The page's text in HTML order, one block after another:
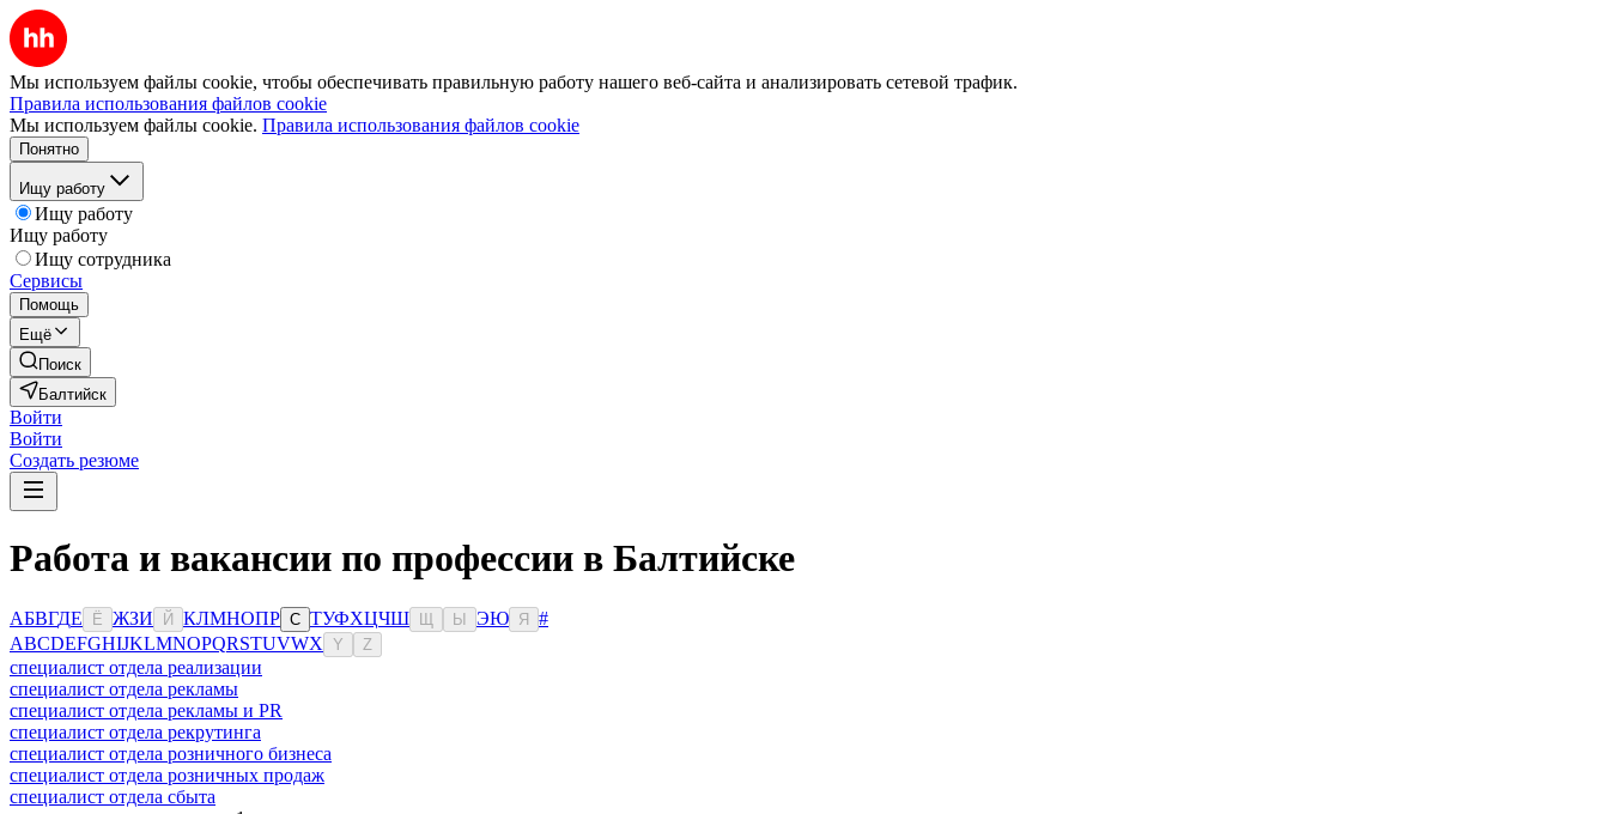
Мы используем файлы cookie, чтобы обеспечивать правильную работу нашего веб-сайта и анализировать сетевой трафик.
Правила использования файлов cookie
Мы используем файлы cookie. Правила использования файлов cookie
Понятно
Ищу работу
Ищу работу
Ищу работу
Ищу сотрудника
Сервисы
Помощь
Ещё
Поиск
Балтийск
Войти
Войти
Создать резюме
Работа и вакансии по профессии в Балтийске
АБВГДЕ Ё ЖЗИ Й КЛМНОПР С ТУФХЦЧШ Ы ЭЮ Я
#
ABCDEFGHIJKLMNOPQRSTUVWX Y Z
специалист отдела реализации
специалист отдела рекламы
специалист отдела рекламы и PR
специалист отдела рекрутинга
специалист отдела розничного бизнеса
специалист отдела розничных продаж
специалист отдела сбыта